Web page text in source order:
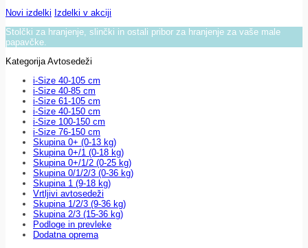
Novi izdelki Izdelki v akciji
Stolčki za hranjenje, slinčki in ostali pribor za hranjenje za vaše male
papavčke.
Kategorija Avtosedeži
i-Size 40-105 cm
i-Size 40-85 cm
i-Size 61-105 cm
i-Size 40-150 cm
i-Size 100-150 cm
i-Size 76-150 cm
Skupina 0+ (0-13 kg)
Skupina 0+/1 (0-18 kg)
Skupina 0+/1/2 (0-25 kg)
Skupina 0/1/2/3 (0-36 kg)
Skupina 1 (9-18 kg)
Vrtljivi avtosedeži
Skupina 1/2/3 (9-36 kg)
Skupina 2/3 (15-36 kg)
Podloge in prevleke
Dodatna oprema